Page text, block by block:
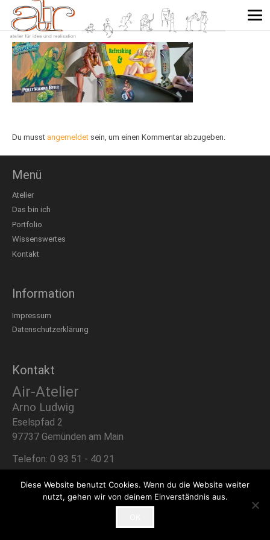
Du musst angemeldetsein, um einen Kommentar abzugeben.
Menü
Atelier
Das bin ich
Portfolio
Wissenswertes
Kontakt
Information
Impressum
Datenschutzerklärung
Kontakt
Air-Atelier
Arno Ludwig
Eselspfad 2
97737 Gemünden am Main
Telefon: 0 93 51 - 40 21
Email:airludwig@online.de
Diese Website benutzt Cookies. Wenn du die Website weiter
nutzt, gehen wir von deinem Einverständnis aus.